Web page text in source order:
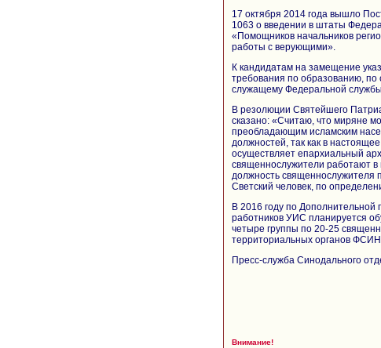
17 октября 2014 года вышло
1063 о введении в штаты
«Помощников начальников
работы с верующими».
К кандидатам на замещение
требования по образованию, по
служащему Федеральной
В резолюции Святейшего
сказано: «Считаю, что миряне
преобладающим исламским
должностей, так как в
осуществляет епархиальный
священнослужители работают в
должность священнослужителя
Светский человек, по
В 2016 году по Дополнительной
работников УИС планируется
четыре группы по 20-25
территориальных органов
Пресс-служба Синодального
Внимание!